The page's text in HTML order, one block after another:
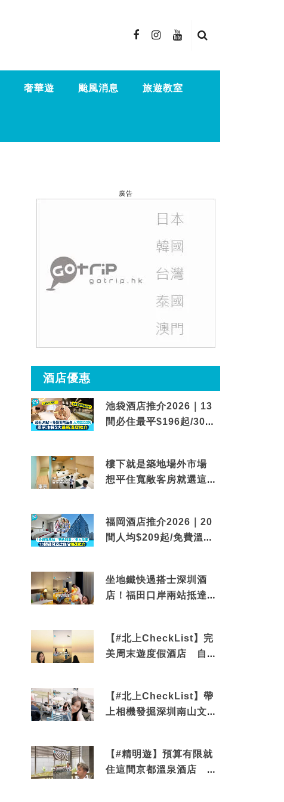
奢華遊 颱風消息 旅遊教室
廣告
酒店優惠
池袋酒店推介2026｜13
間必住最平$196起/30秒
樓下就是築地場外市場
想平住寬敞客房就選這間
福岡酒店推介2026｜20
間人均$209起/免費溫泉/
坐地鐵快過搭士深圳酒
店！福田口岸兩站抵達
【#北上CheckList】完
美周末遊度假酒店 自帶
【#北上CheckList】帶
上相機發掘深圳南山文藝
【#精明遊】預算有限就
住這間京都溫泉酒店 車